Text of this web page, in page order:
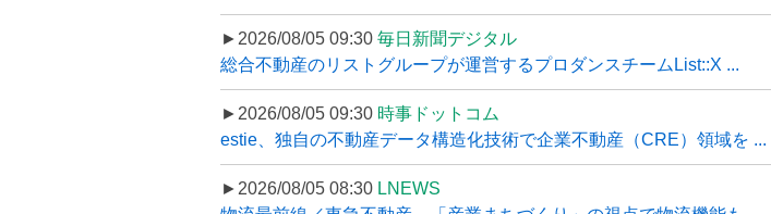
►2026/08/05 09:30 毎日新聞デジタル
総合不動産のリストグループが運営するプロダンスチームList::X ...
►2026/08/05 09:30 時事ドットコム
estie、独自の不動産データ構造化技術で企業不動産（CRE）領域を ...
►2026/08/05 08:30 LNEWS